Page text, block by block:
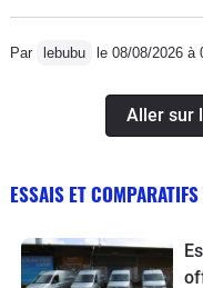
Par lebubu le 08/08/2026 à
Aller sur
ESSAIS ET